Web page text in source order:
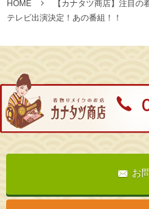
HOME
【カナタツ商店】注目の
テレビ出演決定！あの番組！！
お